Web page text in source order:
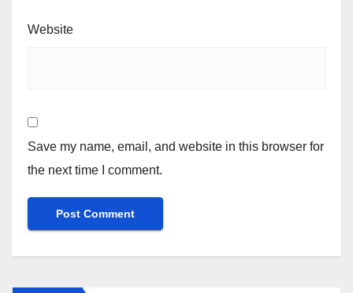
Website
Save my name, email, and website in this browser for
the next time I comment.